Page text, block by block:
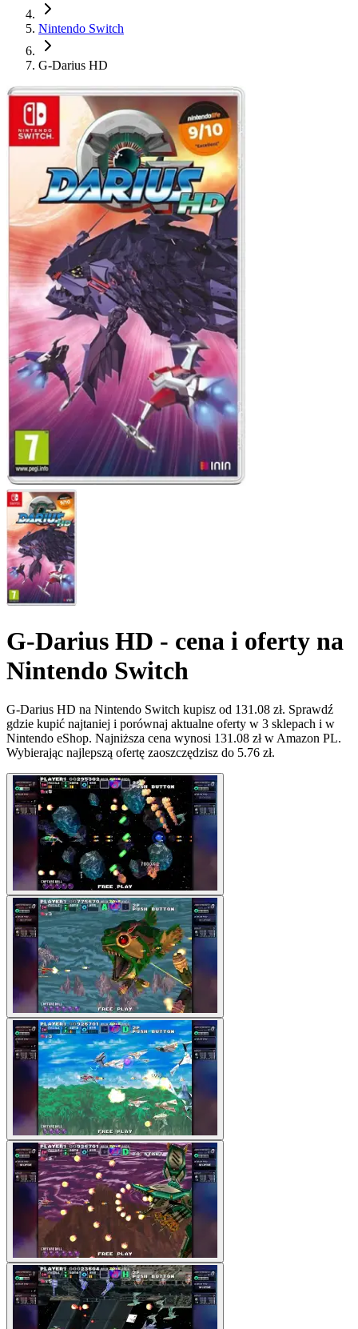
Nintendo Switch
G-Darius HD
G-Darius HD - cena i oferty na
Nintendo Switch
G-Darius HD na Nintendo Switch kupisz od 131.08 zł. Sprawdź
gdzie kupić najtaniej i porównaj aktualne oferty w 3 sklepach i w
Nintendo eShop. Najniższa cena wynosi 131.08 zł w Amazon PL.
Wybierając najlepszą ofertę zaoszczędzisz do 5.76 zł.